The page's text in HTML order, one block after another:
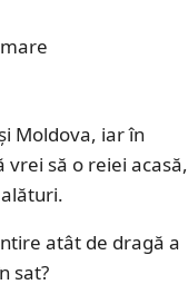
Moldova, iar în
vrei să o reiei acasă,
atât de dragă a
sat?